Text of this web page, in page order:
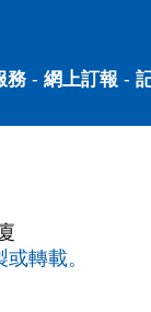
務- 網上訂報 -
轉載。